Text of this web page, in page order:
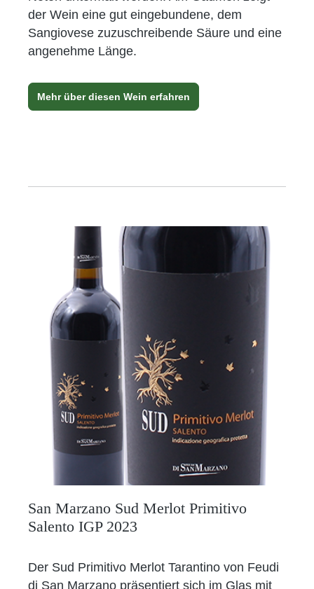
der Wein eine gut eingebundene, dem
Sangiovese zuzuschreibende Säure und eine
angenehme Länge.
Mehr über diesen Wein erfahren
San Marzano Sud Merlot Primitivo
Salento IGP 2023
Der Sud Primitivo Merlot Tarantino von Feudi
di San Marzano präsentiert sich im Glas mit